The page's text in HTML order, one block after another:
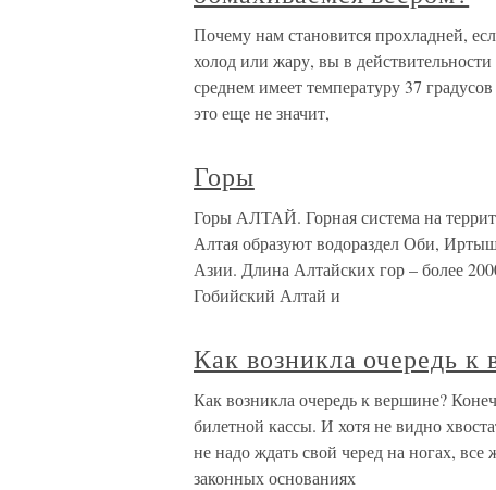
Почему нам становится прохладней,
холод или жару, вы в
среднем имеет температуру 37
это еще не значит,
Горы
Горы АЛТАЙ. Горная система на
Алтая образуют водораздел Оби,
Азии. Длина Алтайских гор – более
Гобийский Алтай и
Как возникла очередь к
Как возникла очередь к вершине?
билетной кассы. И хотя не видно
не надо ждать свой черед на ногах,
законных основаниях